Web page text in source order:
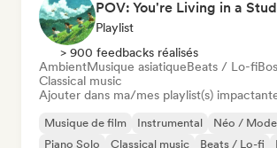
Playlist
> 900 feedbacks réalisés
AmbientMusique asiatiqueBeats / Lo-fi
Classical music
Ajouter dans ma/mes playlist(s)
Musique de film Instrumental
Néo /
Piano Solo
Classical music Beats / Lo-fi